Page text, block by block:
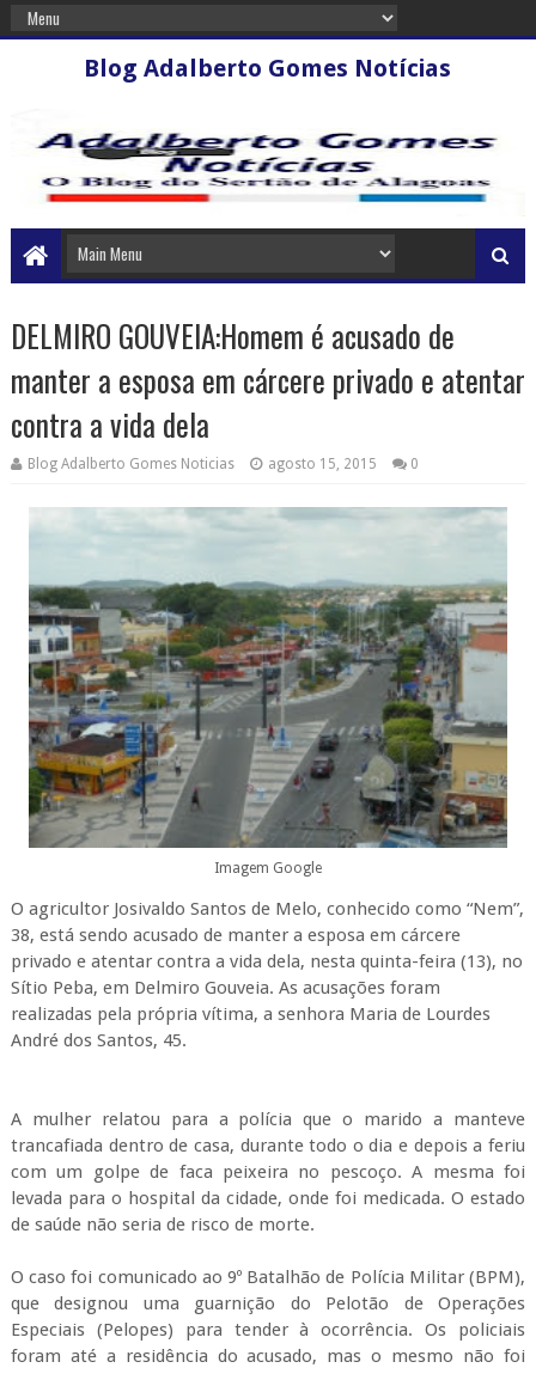
Blog Adalberto Gomes Notícias
DELMIRO GOUVEIA:Homem é acusado de
manter a esposa em cárcere privado e atentar
contra a vida dela
Blog Adalberto Gomes Noticias agosto 15, 2015 0
Imagem Google
O agricultor Josivaldo Santos de Melo, conhecido como “Nem”,
38, está sendo acusado de manter a esposa em cárcere
privado e atentar contra a vida dela, nesta quinta-feira (13), no
Sítio Peba, em Delmiro Gouveia. As acusações foram
realizadas pela própria vítima, a senhora Maria de Lourdes
André dos Santos, 45.
A mulher relatou para a polícia que o marido a manteve
trancafiada dentro de casa, durante todo o dia e depois a feriu
com um golpe de faca peixeira no pescoço. A mesma foi
levada para o hospital da cidade, onde foi medicada. O estado
de saúde não seria de risco de morte.
O caso foi comunicado ao 9º Batalhão de Polícia Militar (BPM),
que designou uma guarnição do Pelotão de Operações
Especiais (Pelopes) para tender à ocorrência. Os policiais
foram até a residência do acusado, mas o mesmo não foi